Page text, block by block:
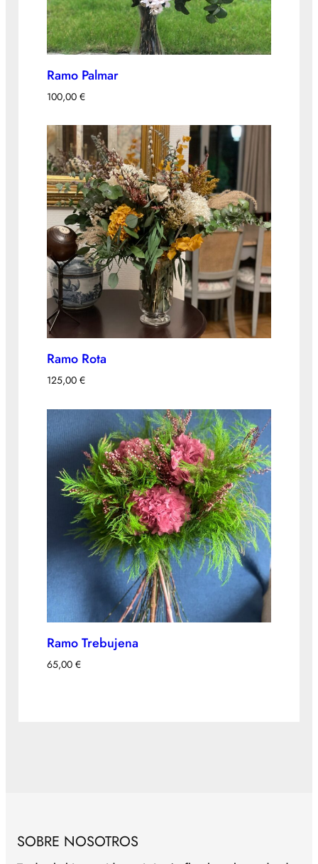
Ramo Palmar
100,00 €
Ramo Rota
125,00 €
Ramo Trebujena
65,00 €
SOBRE NOSOTROS